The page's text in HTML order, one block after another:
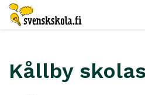
Kållby